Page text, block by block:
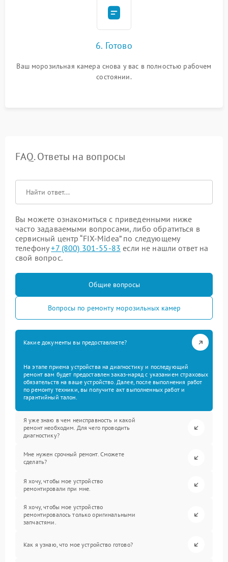
6. Готово
Ваш морозильная камера снова у вас в полностью рабочем
состоянии.
FAQ. Ответы на вопросы
Вы можете ознакомиться с приведенными ниже
часто задаваемыми вопросами, либо обратиться в
сервисный центр “FIX-Midea” по следующему
телефону+7 (800) 301-55-83 если не нашли ответ на
свой вопрос.
Общие вопросы
Вопросы по ремонту морозильных камер
Какие документы вы предоставляете?
На этапе приема устройства на диагностику и последующий
ремонт вам будет предоставлен заказ-наряд с указанием страховых
обязательств на ваше устройство. Далее, после выполнения работ
по ремонту техники, вы получите акт выполненных работ и
гарантийный талон.
Я уже знаю в чем неисправность и какой
ремонт необходим. Для чего проводить
диагностику?
Мне нужен срочный ремонт. Сможете
сделать?
Я хочу, чтобы мое устройство
ремонтировали при мне.
Я хочу, чтобы мое устройство
ремонтировалось только оригинальными
запчастями.
Как я узнаю, что мое устройство готово?